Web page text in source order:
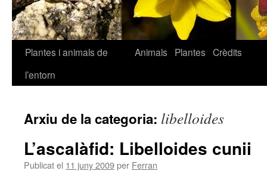
Vés
Plantes i animals de
l’entorn
Animals Plantes Crèdits
Arxiu de la categoria: libelloides
L’ascalàfid: Libelloides cunii
Publicat el 11 juny 2009per Ferran